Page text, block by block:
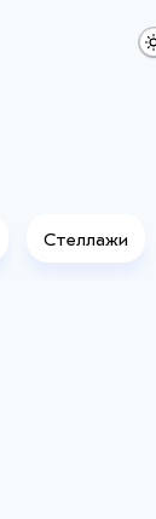
Стеллажи